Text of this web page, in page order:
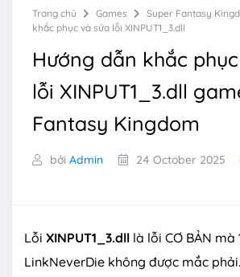
Trang chủ Games Super Fantasy
khắc phục và sửa lỗi XINPUT1_3.dll
Hướng dẫn khắc
lỗi XINPUT1_3.dll
Fantasy Kingdom
bởi Admin 24 October 2025
Lỗi XINPUT1_3.dll là lỗi CƠ BẢN mà
LinkNeverDie không được mắc